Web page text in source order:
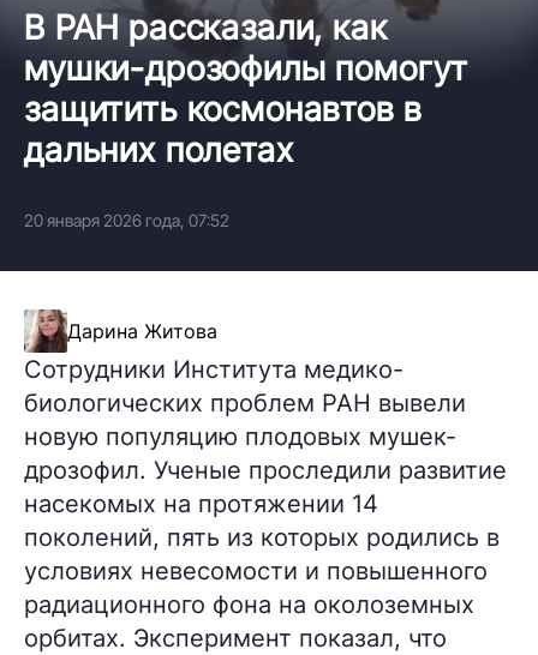
В РАН рассказали, как
мушки-дрозофилы помогут
защитить космонавтов в
дальних полетах
20 января 2026 года, 07:52
Дарина Житова
Сотрудники Института медико-
биологических проблем РАН вывели
новую популяцию плодовых мушек-
дрозофил. Ученые проследили развитие
насекомых на протяжении 14
поколений, пять из которых родились в
условиях невесомости и повышенного
радиационного фона на околоземных
орбитах. Эксперимент показал, что